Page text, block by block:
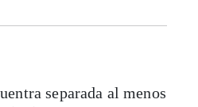
separada al menos